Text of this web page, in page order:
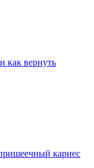
как вернуть
кариес